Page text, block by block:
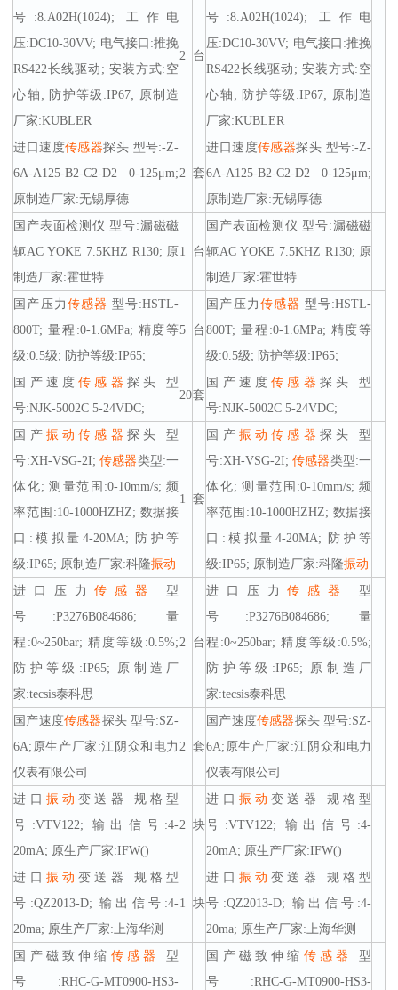
号:8.A02H(1024); 工作电
压:DC10-30VV; 电气接口:推挽
RS422长线驱动; 安装方式:空
心轴; 防护等级:IP67; 原制造
厂家:KUBLER
2 台
号:8.A02H(1024); 工作电
压:DC10-30VV; 电气接口:推挽
RS422长线驱动; 安装方式:空
心轴; 防护等级:IP67; 原制造
厂家:KUBLER
进口速度传感器探头 型号:-Z-
6A-A125-B2-C2-D2 0-125μm;
原制造厂家:无锡厚德
2 套
进口速度传感器探头 型号:-Z-
6A-A125-B2-C2-D2 0-125μm;
原制造厂家:无锡厚德
国产表面检测仪 型号:漏磁磁
轭AC YOKE 7.5KHZ R130; 原
制造厂家:霍世特
1 台
国产表面检测仪 型号:漏磁磁
轭AC YOKE 7.5KHZ R130; 原
制造厂家:霍世特
国产压力传感器 型号:HSTL-
800T; 量程:0-1.6MPa; 精度等
级:0.5级; 防护等级:IP65;
5 台
国产压力传感器 型号:HSTL-
800T; 量程:0-1.6MPa; 精度等
级:0.5级; 防护等级:IP65;
国产速度传感器 探头 型
号:NJK-5002C 5-24VDC;
20套
国产速度传感器 探头 型
号:NJK-5002C 5-24VDC;
国产 振动传感器 探头 型
号:XH-VSG-2I; 传感器类型:一
体化; 测量范围:0-10mm/s; 频
率范围:10-1000HZHZ; 数据接
口:模拟量4-20MA; 防护等
级:IP65; 原制造厂家:科隆振动
1 套
国产 振动传感器 探头 型
号:XH-VSG-2I; 传感器类型:一
体化; 测量范围:0-10mm/s; 频
率范围:10-1000HZHZ; 数据接
口:模拟量4-20MA; 防护等
级:IP65; 原制造厂家:科隆振动
进口压力传感器
型
号:P3276B084686; 量
程:0~250bar; 精度等级:0.5%;
防护等级:IP65; 原制造厂
家:tecsis泰科思
2 台
进口压力传感器
型
号:P3276B084686; 量
程:0~250bar; 精度等级:0.5%;
防护等级:IP65; 原制造厂
家:tecsis泰科思
国产速度传感器探头 型号:SZ-
6A;原生产厂家:江阴众和电力
仪表有限公司
2 套
国产速度传感器探头 型号:SZ-
6A;原生产厂家:江阴众和电力
仪表有限公司
进口 振动变送器 规格型
号:VTV122; 输出信号:4-
20mA; 原生产厂家:IFW()
2 块
进口 振动变送器 规格型
号:VTV122; 输出信号:4-
20mA; 原生产厂家:IFW()
进口 振动变送器 规格型
号:QZ2013-D; 输出信号:4-
20ma; 原生产厂家:上海华测
1 块
进口 振动变送器 规格型
号:QZ2013-D; 输出信号:4-
20ma; 原生产厂家:上海华测
国产磁致伸缩 传感器
型
号:RHC-G-MT0900-HS3-
国产磁致伸缩 传感器
型
号:RHC-G-MT0900-HS3-